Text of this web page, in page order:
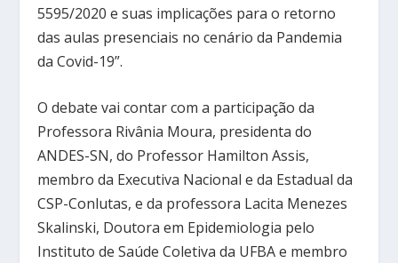
5595/2020 e suas implicações para o retorno
das aulas presenciais no cenário da Pandemia
da Covid-19”.
O debate vai contar com a participação da
Professora Rivânia Moura, presidenta do
ANDES-SN, do Professor Hamilton Assis,
membro da Executiva Nacional e da Estadual da
CSP-Conlutas, e da professora Lacita Menezes
Skalinski, Doutora em Epidemiologia pelo
Instituto de Saúde Coletiva da UFBA e membro